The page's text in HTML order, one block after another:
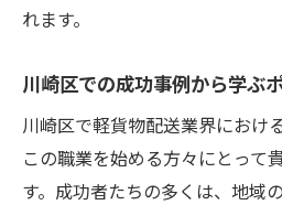
れます。
川崎区での成功事例から学ぶ
川崎区で軽貨物配送業界におけ
この職業を始める方々にとって
す。成功者たちの多くは、地域